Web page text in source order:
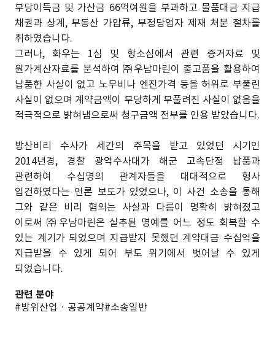
부당이득금 및 가산금 66억여원을 부과하고 물품대금 지급
채권과 상계, 부동산 가압류, 부정당업자 제재 처분 절차를
취하였습니다.
그러나, 화우는 1심 및 항소심에서 관련 증거자료 및
원가계산자료를 분석하여 ㈜우남마린이 중고품을 활용하여
납품한 사실이 없고 노무비나 엔진가격 등을 허위로 부풀린
사실이 없으며 계약금액이 부당하게 부풀려진 사실이 없음을
적극적으로 밝혀냄으로써 청구금액 전부를 인용 받았습니다.
방산비리 수사가 세간의 주목을 받고 있었던 시기인
2014년경, 경찰 광역수사대가 해군 고속단정 납품과
관련하여 수십명의 관계자들을 대대적으로 형사
입건하였다는 언론 보도가 있었으나, 이 사건 소송을 통해
그와 같은 비리 혐의는 사실과 다름이 명확히 밝혀졌고
이로써 ㈜우남마린은 실추된 명예를 어느 정도 회복할 수
있는 계기가 되었으며 지급받지 못했던 계약대금 수십억을
지급받을 수 있게 되어 부도 위기에서 벗어날 수 있게
되었습니다.
관련 분야
#방위산업 · 공공계약#소송일반